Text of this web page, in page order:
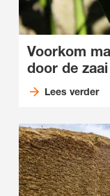
Voorkom
door de
Lees verder